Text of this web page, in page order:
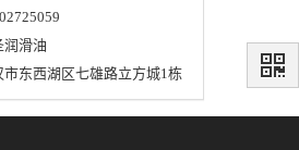
润滑油
市东西湖区七雄路立方城1栋